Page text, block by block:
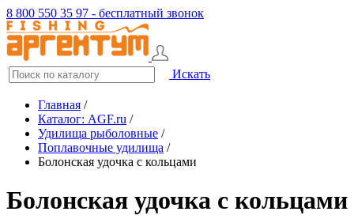
8 800 550 35 97 - бесплатный звонок
Искать
Главная /
Каталог: AGF.ru /
Удилища рыболовные /
Поплавочные удилища /
Болонская удочка с кольцами
Болонская удочка с кольцами